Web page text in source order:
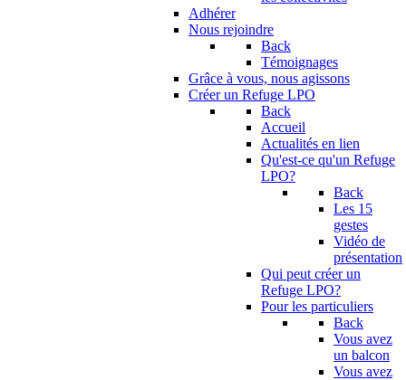
Adhérer
Nous rejoindre
Back
Témoignages
Grâce à vous, nous agissons
Créer un Refuge LPO
Back
Accueil
Actualités en lien
Qu'est-ce qu'un Refuge
LPO?
Back
Les 15
gestes
Vidéo de
présentation
Qui peut créer un
Refuge LPO?
Pour les particuliers
Back
Vous avez
un balcon
Vous avez